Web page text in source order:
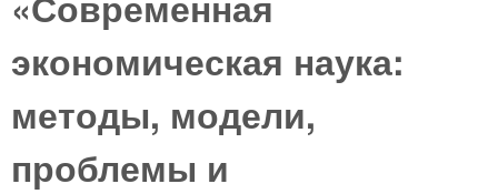
экономическая наука:
методы, модели,
проблемы и